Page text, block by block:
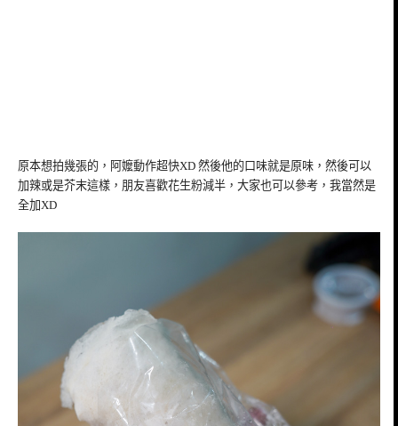
原本想拍幾張的，阿嬤動作超快XD 然後他的口味就是原味，然後可以
加辣或是芥末這樣，朋友喜歡花生粉減半，大家也可以參考，我當然是
全加XD